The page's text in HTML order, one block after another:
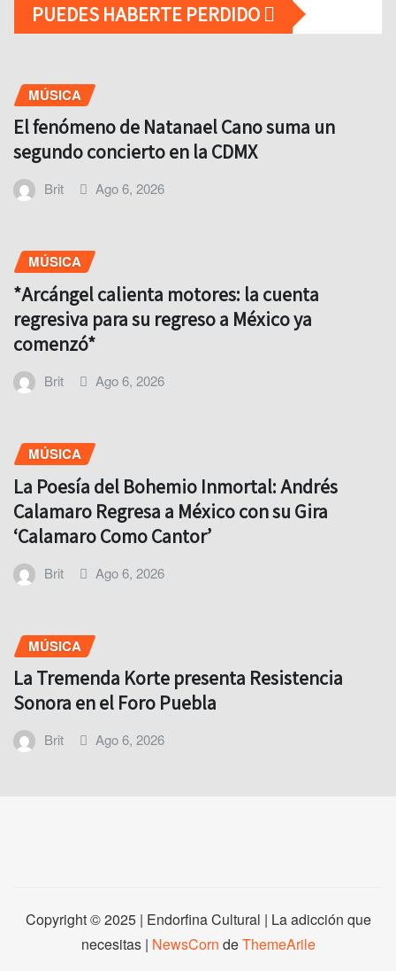
PUEDES HABERTE PERDIDO
MÚSICA
El fenómeno de Natanael Cano suma un
segundo concierto en la CDMX
Brit Ago 6, 2026
MÚSICA
*Arcángel calienta motores: la cuenta
regresiva para su regreso a México ya
comenzó*
Brit Ago 6, 2026
MÚSICA
La Poesía del Bohemio Inmortal: Andrés
Calamaro Regresa a México con su Gira
‘Calamaro Como Cantor’
Brit Ago 6, 2026
MÚSICA
La Tremenda Korte presenta Resistencia
Sonora en el Foro Puebla
Brit Ago 6, 2026
Copyright © 2025 | Endorfina Cultural | La adicción que
necesitas | NewsCorn deThemeArile